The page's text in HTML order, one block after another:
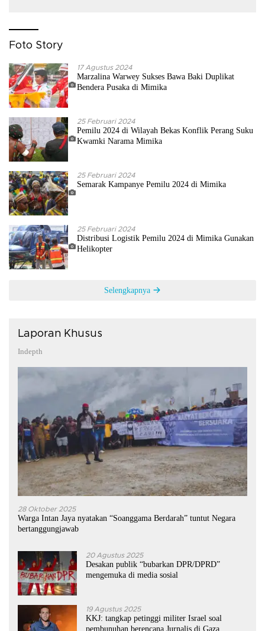
Foto Story
17 Agustus 2024
Marzalina Warwey Sukses Bawa Baki Duplikat
Bendera Pusaka di Mimika
25 Februari 2024
Pemilu 2024 di Wilayah Bekas Konflik Perang Suku
Kwamki Narama Mimika
25 Februari 2024
Semarak Kampanye Pemilu 2024 di Mimika
25 Februari 2024
Distribusi Logistik Pemilu 2024 di Mimika Gunakan
Helikopter
Selengkapnya
Laporan Khusus
Indepth
28 Oktober 2025
Warga Intan Jaya nyatakan “Soanggama Berdarah” tuntut Negara
bertanggungjawab
20 Agustus 2025
Desakan publik “bubarkan DPR/DPRD”
mengemuka di media sosial
19 Agustus 2025
KKJ: tangkap petinggi militer Israel soal
pembunuhan berencana Jurnalis di Gaza